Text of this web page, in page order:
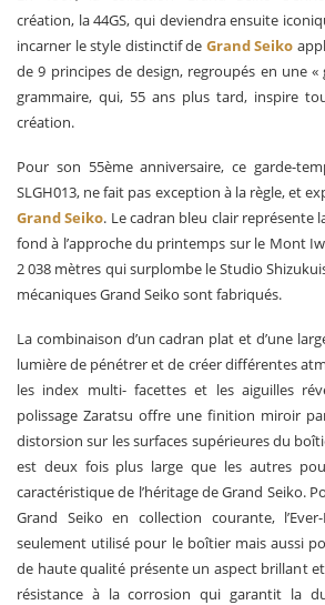
création, la 44GS, qui deviendra ensuite
incarner le style distinctif de Grand Seiko
de 9 principes de design, regroupés en une
grammaire, qui, 55 ans plus tard, inspire
création.
Pour son 55ème anniversaire, ce garde-
SLGH013, ne fait pas exception à la règle, et
Grand Seiko. Le cadran bleu clair représente
fond à l’approche du printemps sur le Mont
2 038 mètres qui surplombe le Studio
mécaniques Grand Seiko sont fabriqués.
La combinaison d’un cadran plat et d’une
lumière de pénétrer et de créer différentes
les index multi- facettes et les aiguilles
polissage Zaratsu offre une finition miroir
distorsion sur les surfaces supérieures du
est deux fois plus large que les autres
caractéristique de l’héritage de Grand Seiko.
Grand Seiko en collection courante,
seulement utilisé pour le boîtier mais aussi
de haute qualité présente un aspect brillant
résistance à la corrosion qui garantit la